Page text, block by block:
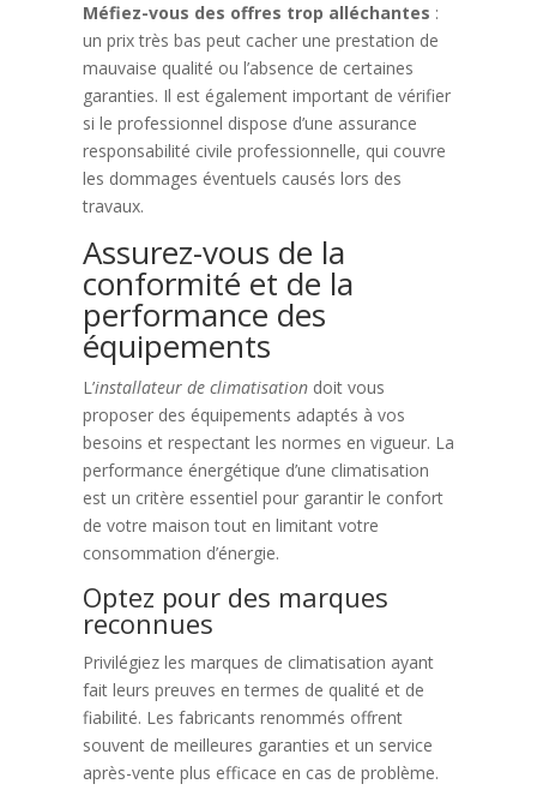
Méfiez-vous des offres trop alléchantes :
un prix très bas peut cacher une prestation de
mauvaise qualité ou l’absence de certaines
garanties. Il est également important de vérifier
si le professionnel dispose d’une assurance
responsabilité civile professionnelle, qui couvre
les dommages éventuels causés lors des
travaux.
Assurez-vous de la
conformité et de la
performance des
équipements
L’installateur de climatisationdoit vous
proposer des équipements adaptés à vos
besoins et respectant les normes en vigueur. La
performance énergétique d’une climatisation
est un critère essentiel pour garantir le confort
de votre maison tout en limitant votre
consommation d’énergie.
Optez pour des marques
reconnues
Privilégiez les marques de climatisation ayant
fait leurs preuves en termes de qualité et de
fiabilité. Les fabricants renommés offrent
souvent de meilleures garanties et un service
après-vente plus efficace en cas de problème.